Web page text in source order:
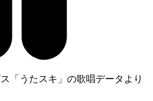
「うたスキ」の歌唱データより